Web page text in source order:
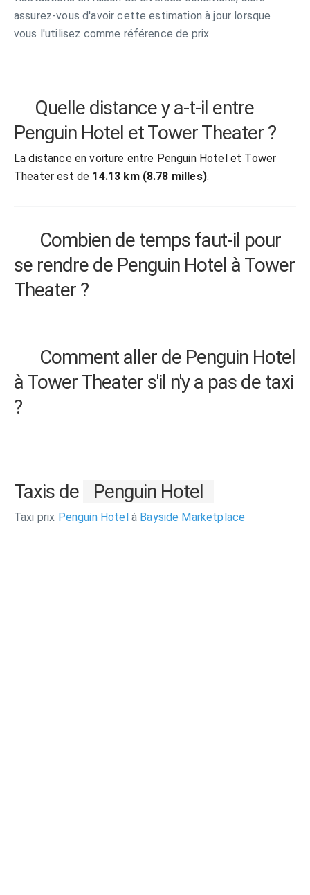
assurez-vous d'avoir cette estimation à jour lorsque
vous l'utilisez comme référence de prix.
Quelle distance y a-t-il entre
Penguin Hotel et Tower Theater ?
La distance en voiture entre Penguin Hotel et Tower
Theater est de 14.13 km (8.78 milles).
Combien de temps faut-il pour
se rendre de Penguin Hotel à Tower
Theater ?
Comment aller de Penguin Hotel
à Tower Theater s'il n'y a pas de taxi
?
Taxis de Penguin Hotel
Taxi prix Penguin Hotel à Bayside Marketplace